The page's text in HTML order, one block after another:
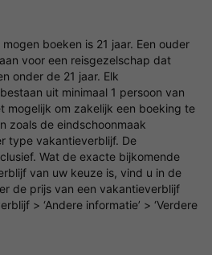
boeken is 21 jaar. Een ouder
voor een reisgezelschap dat
onder de 21 jaar. Elk
uit minimaal 1 persoon van
mogelijk om zakelijk een boeking te
zoals de eindschoonmaak
type vakantieverblijf. De
Wat de exacte bijkomende
van uw keuze is, vind u in de
de prijs van een vakantieverblijf
> ‘Andere informatie’ > ‘Verdere